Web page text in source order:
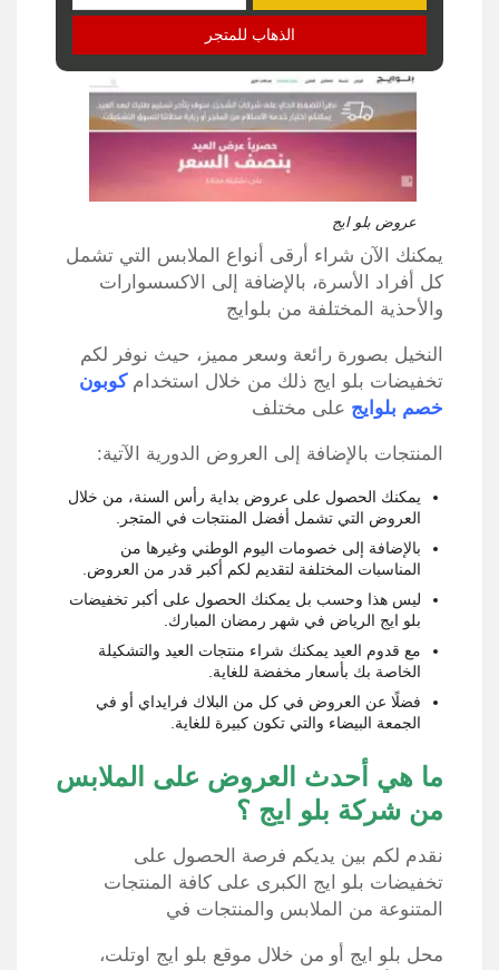
الذهاب للمتجر
عروض بلو ايج
يمكنك الآن شراء أرقى أنواع الملابس التي تشمل
كل أفراد الأسرة، بالإضافة إلى الاكسسوارات
والأحذية المختلفة من بلوايج
النخيل بصورة رائعة وسعر مميز، حيث نوفر لكم
تخفيضات بلو ايج ذلك من خلال استخدامكوبون
خصم بلوايج على مختلف
المنتجات بالإضافة إلى العروض الدورية الآتية:
يمكنك الحصول على عروض بداية رأس السنة، من خلال
العروض التي تشمل أفضل المنتجات في المتجر.
بالإضافة إلى خصومات اليوم الوطني وغيرها من
المناسبات المختلفة لتقديم لكم أكبر قدر من العروض.
ليس هذا وحسب بل يمكنك الحصول على أكبر تخفيضات
بلو ايج الرياض في شهر رمضان المبارك.
مع قدوم العيد يمكنك شراء منتجات العيد والتشكيلة
الخاصة بك بأسعار مخفضة للغاية.
فضلًا عن العروض في كل من البلاك فرايداي أو في
الجمعة البيضاء والتي تكون كبيرة للغاية.
ما هي أحدث العروض على الملابس
من شركة بلو ايج ؟
نقدم لكم بين يديكم فرصة الحصول على
تخفيضات بلو ايج الكبرى على كافة المنتجات
المتنوعة من الملابس والمنتجات في
محل بلو ايج أو من خلال موقع بلو ايج اوتلت،